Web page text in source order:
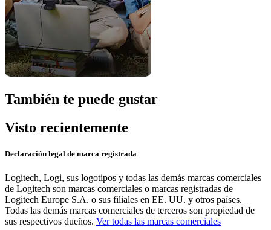
También te puede gustar
Visto recientemente
Declaración legal de marca registrada
Logitech, Logi, sus logotipos y todas las demás marcas comerciales
de Logitech son marcas comerciales o marcas registradas de
Logitech Europe S.A. o sus filiales en EE. UU. y otros países.
Todas las demás marcas comerciales de terceros son propiedad de
sus respectivos dueños. Ver todas las marcas comerciales